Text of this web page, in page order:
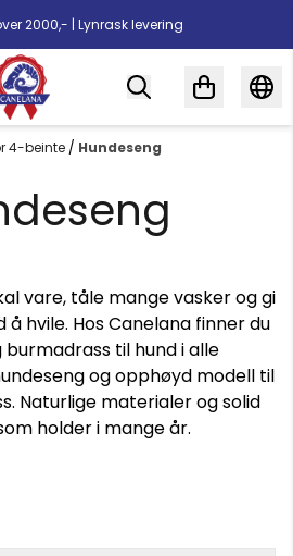
2000,- | Lynrask levering
4-beinte / Hundeseng
vare, tåle mange vasker og gi
hvile. Hos Canelana finner du
burmadrass til hund i alle
og opphøyd modell til
Naturlige materialer og solid
holder i mange år.